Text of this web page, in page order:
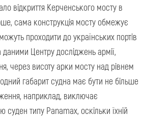
відкриття Керченського мосту в
сама конструкція мосту обмежує
проходити до українських портів
Центру досліджень армії,
через висоту арки мосту над рівнем
габарит судна має бути не більше
наприклад, виключає
типу Panamax, оскільки їхній